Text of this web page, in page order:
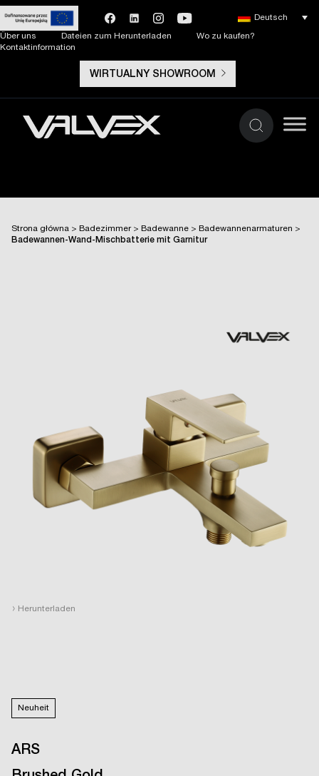
Über uns Dateien zum Herunterladen
Wo zu kaufen?
Kontaktinformation
WIRTUALNY SHOWROOM
Deutsch
Strona główna > Badezimmer> Badewanne > Badewannenarmaturen >
Badewannen-Wand-Mischbatterie mit Garnitur
› Herunterladen
Neuheit
ARS